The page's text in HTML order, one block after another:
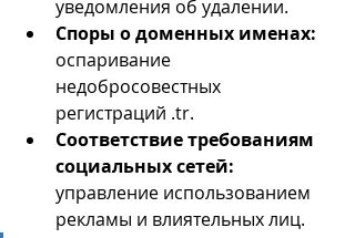
уведомления об удалении.
Споры о доменных именах:
оспаривание
недобросовестных
регистраций .tr.
Соответствие требованиям
социальных сетей:
управление использованием
рекламы и влиятельных лиц.